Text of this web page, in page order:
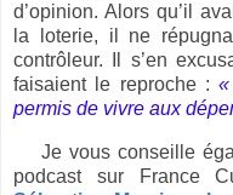
d’opinion. Alors qu’il
la loterie, il ne
contrôleur. Il s’en
faisaient le reproche :
permis de vivre aux
Je vous conseille
podcast sur France